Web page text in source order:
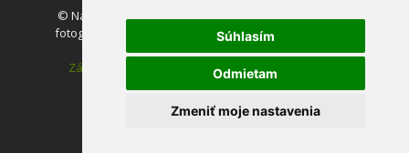
Súhlasím
Odmietam
Zmeniť moje nastavenia
© Národný park Slovenský raj. Akékoľvek používanie
fotografií a máp z tejto stránky je bez súhlasu autorov
zakázané.
Zásady ochrany osobných údajov|
Nastavenie cookies